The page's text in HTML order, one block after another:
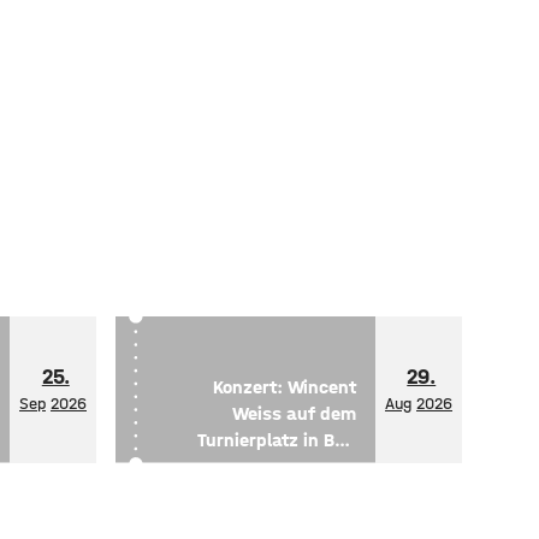
25.
Sep 2026
Konzert: Wincent
Weiss auf dem
Turnierplatz in Bad
Kissingen
29.
Aug 2026